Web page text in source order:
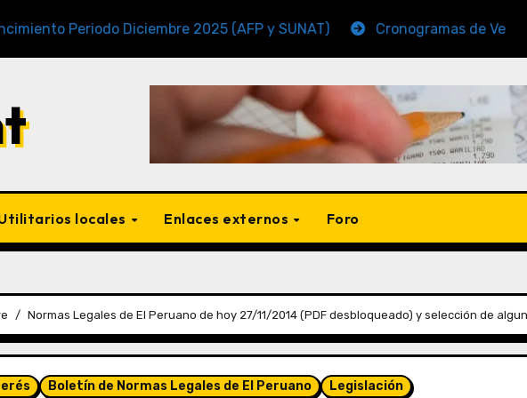
Diciembre 2025 (AFP y SUNAT) Cronogramas de Vencimiento
locales Enlaces externos Foro
Normas Legales de El Peruano de hoy 27/11/2014 (PDF desbloqueado) y selección de
Boletín de Normas Legales de El Peruano Legislación